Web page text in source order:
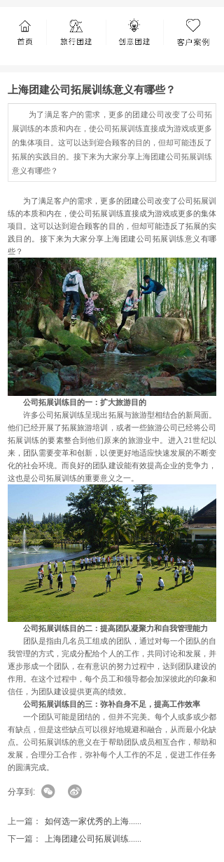
上海团建公司拓展训练意义有哪些？
为了满足客户的需求，更多的团建公司改变了公司拓
展训练的本质和内在，使公司拓展训练直接成为游戏或更多
的集体项目。这可以达到迎合顾客的目的，但却可能违反了
拓展的实践目的。接下来为大家分享上海团建公司拓展训练
意义有哪些？
为了满足客户的需求，更多的团建公司改变了公司拓展训
练的本质和内在，使公司拓展训练直接成为游戏或更多的集体
项目。这可以达到迎合顾客的目的，但却可能违反了拓展的实
践目的。接下来为大家分享上海团建公司拓展训练意义有哪
些？
公司拓展训练目的一：扩大旅游目的
许多公司拓展训练呈现出拓展与旅游型相结合的新局面。
他们已经开展了拓展旅游培训，或者一些旅游公司已经将公司
拓展训练的要素整合到他们原来的旅游业中。进入21世纪以
来，团队需要变革和创新，以便更好地适应快速发展的不断变
化的社会环境。而良好的团队建设能有效提高企业的竞争力，
这也是公司拓展训练的重要意义之一。
公司拓展训练目的二：提高团队凝聚力和自我管理能力
团队是指由几名员工组成的团队，通过对每一个团队的自
我管理的方式，完成分配给个人的工作，共同讨论和发展，并
逐步形成一个团队，在有意识的努力过程中，达到团队建设的
作用。在这个过程中，每个员工和领导都会加深彼此的印象和
信任，为团队建设提供更高的绩效。
公司拓展训练目的三：弥补自身不足，提高工作效率
一个团队可能是团结的，但并不完美。每个人或多或少都
有缺点，但是这些缺点可以很好地规避和融合，从而最小化缺
点。公司拓展训练的意义在于帮助团队成员相互合作，帮助和
发展，合理分工合作，弥补每个人工作的不足，促进工作任务
的圆满完成。
分享到:
上一篇：
如何选一家优秀的上海......
下一篇：
上海团建公司拓展训练......